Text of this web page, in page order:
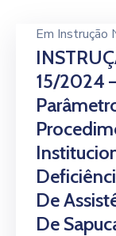
Em Instrução
15/2024
De
De